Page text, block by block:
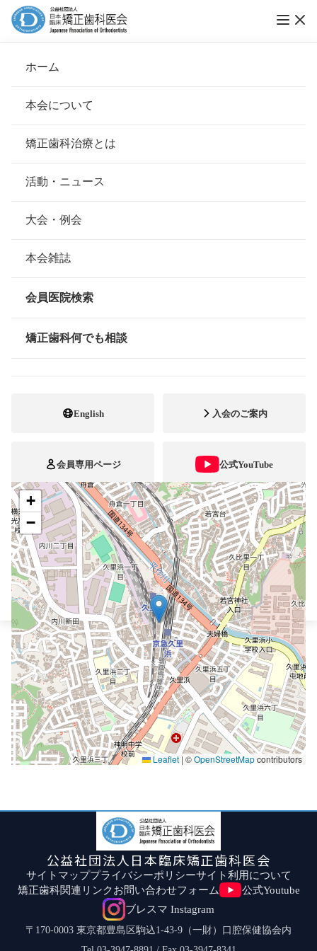
ホーム
本会について
会長挨拶
基本理念
組織について
本会の歴史
情報公開
矯正歯科治療とは
安心して治療を受けていただくための「6つの指針」
安心できる矯正歯科治療契約のための「7つの提言」
矯正歯科治療について
活動・ニュース
大会・例会
本会雑誌
会員医院検索
矯正歯科何でも相談
English 入会のご案内
会員専用ページ 公式YouTube
ブレスマ
ホーム 会員医院検索
さいとう矯正歯科クリニック
所在地
神奈川県横須賀市久里浜1-5-1鈴栄
FAX番号 046-830-1389
+
−
Leaflet | ©OpenStreetMapcontributors
公益社団法人日本臨床矯正歯科医会
サイトマッププライバシーポリシーサイト利用について
矯正歯科関連リンクお問い合わせフォーム
公式Youtube
ブレスマ Instagram
〒170-0003 東京都豊島区駒込1-43-9（一財）口腔保健協会内